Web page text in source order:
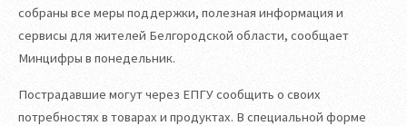
собраны все меры поддержки, полезная информация и
сервисы для жителей Белгородской области, сообщает
Минцифры в понедельник.
Пострадавшие могут через ЕПГУ сообщить о своих
потребностях в товарах и продуктах. В специальной форме